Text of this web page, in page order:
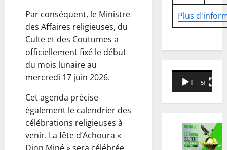
‎Par conséquent, le Ministre
des Affaires religieuses, du
Culte et des Coutumes a
officiellement fixé le début
du mois lunaire au
mercredi 17 juin 2026.
‎Cet agenda précise
également le calendrier des
célébrations religieuses à
venir. La fête d’Achoura «
Djon Miné » sera célébrée
Plus
Lecteur
vidéo
00:00 58:18